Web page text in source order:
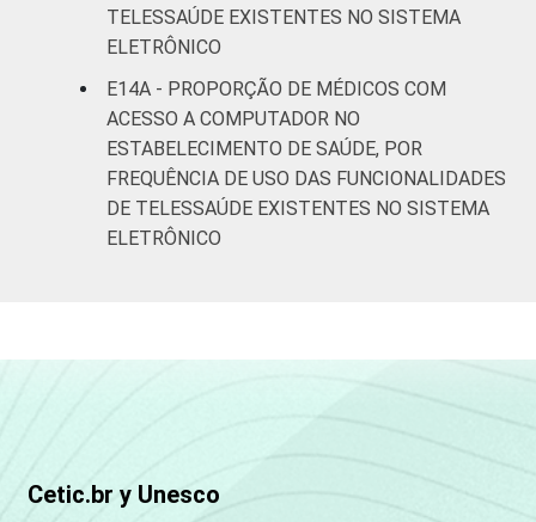
TELESSAÚDE EXISTENTES NO SISTEMA
ELETRÔNICO
E14A - PROPORÇÃO DE MÉDICOS COM
ACESSO A COMPUTADOR NO
ESTABELECIMENTO DE SAÚDE, POR
FREQUÊNCIA DE USO DAS FUNCIONALIDADES
DE TELESSAÚDE EXISTENTES NO SISTEMA
ELETRÔNICO
Cetic.br y Unesco